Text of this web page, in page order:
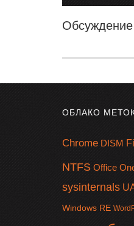
ОБЛАКО
Chrome DISM
NTFS Office
sysinternals
Windows RE